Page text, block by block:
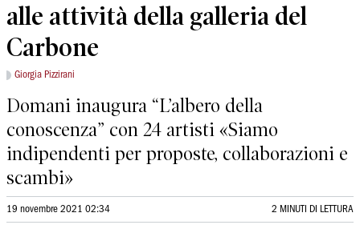
alle attività della galleria del
Carbone
Giorgia Pizzirani
Domani inaugura “L’albero della
conoscenza” con 24 artisti «Siamo
indipendenti per proposte, collaborazioni e
scambi»
19 novembre 2021 02:34 2 MINUTI DI LETTURA